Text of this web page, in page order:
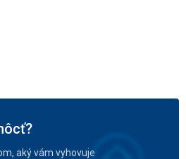
aký vám vyhovuje